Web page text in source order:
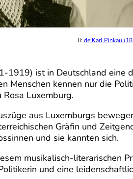
li: de:Karl Pinkau
1919) ist in Deutschland eine
Menschen kennen nur die
Rosa Luxemburg.
aus Luxemburgs
Gräfin und
und sie kannten sich.
musikalisch-literarischen
und eine